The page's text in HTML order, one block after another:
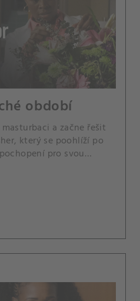
období
a začne řešit
který se poohlíží po
pro svou